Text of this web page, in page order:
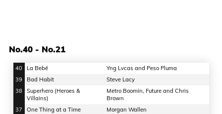
No.40 - No.21
40 La Bebé
Yng Lvcas and Peso Pluma
39
Bad Habit
Steve Lacy
38
Superhero (Heroes &
Villains)
Metro Boomin, Future and Chris
Brown
37
One Thing at a Time
Morgan Wallen